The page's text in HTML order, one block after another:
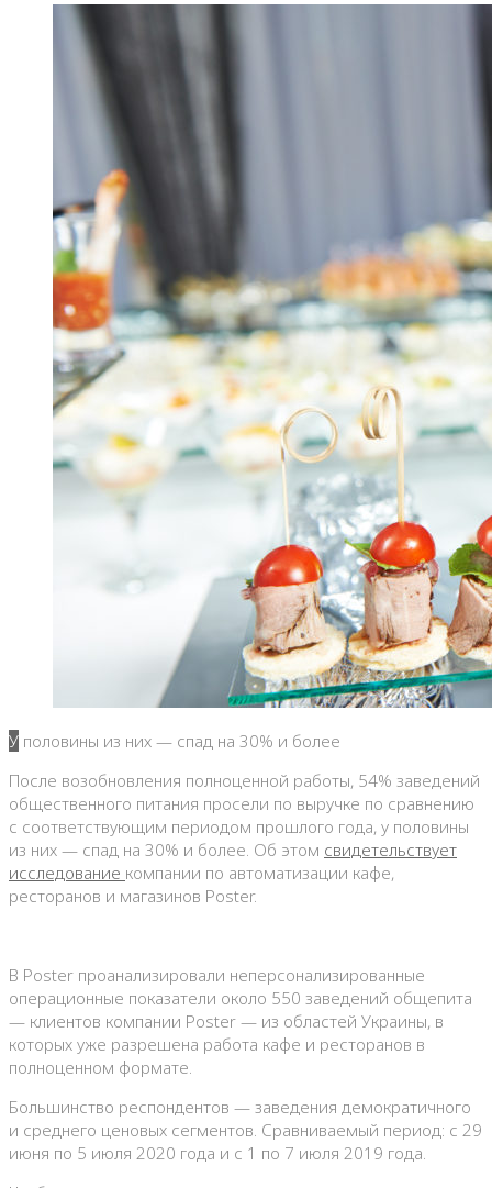
У половины из них — спад на 30% и более
После возобновления полноценной работы, 54% заведений
общественного питания просели по выручке по сравнению
с соответствующим периодом прошлого года, у половины
из них — спад на 30% и более. Об этом свидетельствует
исследование компании по автоматизации кафе,
ресторанов и магазинов Poster.
В Poster проанализировали неперсонализированные
операционные показатели около 550 заведений общепита
— клиентов компании Poster — из областей Украины, в
которых уже разрешена работа кафе и ресторанов в
полноценном формате.
Большинство респондентов — заведения демократичного
и среднего ценовых сегментов. Сравниваемый период: с 29
июня по 5 июля 2020 года и с 1 по 7 июля 2019 года.